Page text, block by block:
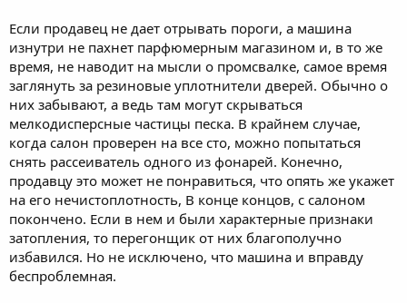
Если продавец не дает отрывать пороги, а машина
изнутри не пахнет парфюмерным магазином и, в то же
время, не наводит на мысли о промсвалке, самое время
заглянуть за резиновые уплотнители дверей. Обычно о
них забывают, а ведь там могут скрываться
мелкодисперсные частицы песка. В крайнем случае,
когда салон проверен на все сто, можно попытаться
снять рассеиватель одного из фонарей. Конечно,
продавцу это может не понравиться, что опять же укажет
на его нечистоплотность, В конце концов, с салоном
покончено. Если в нем и были характерные признаки
затопления, то перегонщик от них благополучно
избавился. Но не исключено, что машина и вправду
беспроблемная.